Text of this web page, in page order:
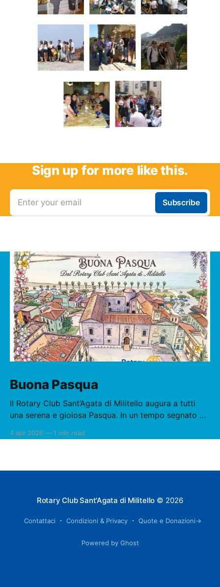
Sign up for more like this.
Enter your email Subscribe
Buona Pasqua
Il Rotary Club Sant’Agata di Militello augura a tutti
una serena e gioiosa Pasqua. In un tempo segnato da
necessaria e urgente. La Pasqua ci richiama al
4 apr 2026 — 1 min read
Rotary Club Sant'Agata di Militello © 2026
Contattaci Condizioni & Privacy Quote e Donazioni→
Powered by Ghost